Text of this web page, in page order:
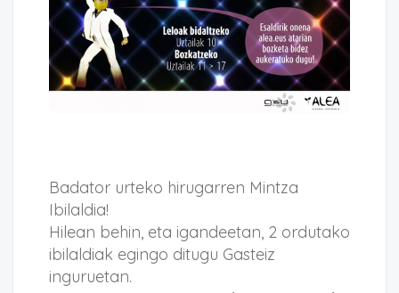
Badator urteko hirugarren Mintza
Ibilaldia!
Hilean behin, eta igandeetan, 2 ordutako
ibilaldiak egingo ditugu Gasteiz
inguruetan.